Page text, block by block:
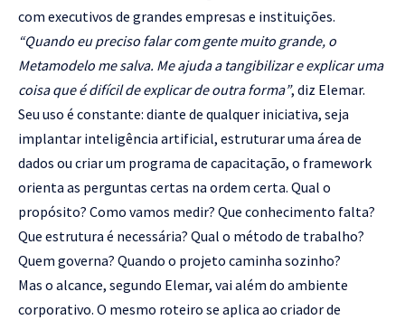
com executivos de grandes empresas e instituições.
“Quando eu preciso falar com gente muito grande, o
Metamodelo me salva. Me ajuda a tangibilizar e explicar uma
coisa que é difícil de explicar de outra forma”, diz Elemar.
Seu uso é constante: diante de qualquer iniciativa, seja
implantar inteligência artificial, estruturar uma área de
dados ou criar um programa de capacitação, o framework
orienta as perguntas certas na ordem certa. Qual o
propósito? Como vamos medir? Que conhecimento falta?
Que estrutura é necessária? Qual o método de trabalho?
Quem governa? Quando o projeto caminha sozinho?
Mas o alcance, segundo Elemar, vai além do ambiente
corporativo. O mesmo roteiro se aplica ao criador de